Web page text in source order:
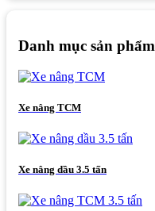
Danh mục sản phẩm
Xe nâng TCM
Xe nâng dầu 3.5 tấn